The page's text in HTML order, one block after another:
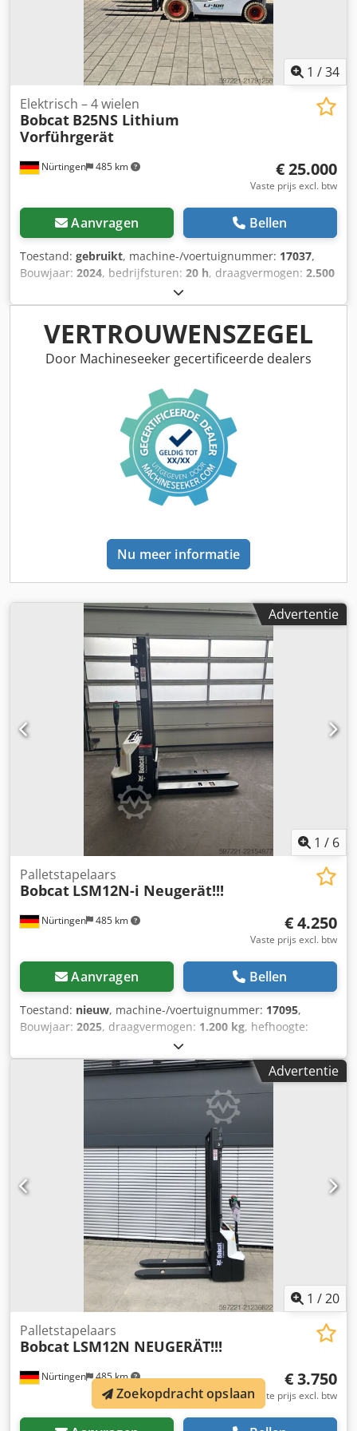
1 /34
Nürtingen 485 km
Elektrisch – 4 wielen
Bobcat B25NS Lithium
Vorführgerät
€ 25.000
Vaste prijs excl. btw
Aanvragen Bellen
Toestand: gebruikt, machine-/voertuignummer: 17037,
Bouwjaar: 2024, bedrijfsturen: 20 h, draagvermogen: 2.500
, vrije hefhoogte:
ladingzwaartepunt:500 mm, brandstoftype:elektrisch,
masttype: triplex, bouwhoogte:2.180 mm,
batterijspanning:48 V, vorklengte:1.200 mm,
voorbandmaat:23X9-10, achterbandmaat:18X7-8,
4880-01823 Chjdjy Hau Ijpfx Aikja Specificaties batterij: 48V
VERTROUWENSZEGEL
Door Machineseeker gecertificeerde dealers
Nu meer informatie
Advertentie
1 / 6
Nürtingen 485 km
Palletstapelaars
Bobcat LSM12N-i Neugerät!!!
€ 4.250
Vaste prijs excl. btw
Aanvragen Bellen
Toestand: nieuw, machine-/voertuignummer: 17095,
Bouwjaar: 2025, draagvermogen: 1.200 kg, hefhoogte:
, ladingzwaartepunt:
elektrisch, masttype:Simplex, bouwhoogte:1.970 mm,
batterijspanning:24 V, vorklengte:1.150 mm
, 5180321 Serienummer: OBWNR-
000081 Csdpfx Aiszfd Dbsksha Specificaties accu: 24V 60Ah
Advertentie
1 /20
Nürtingen 485 km
Palletstapelaars
Bobcat LSM12N NEUGERÄT!!!
€ 3.750
Vaste prijs excl. btw
Zoekopdracht opslaan